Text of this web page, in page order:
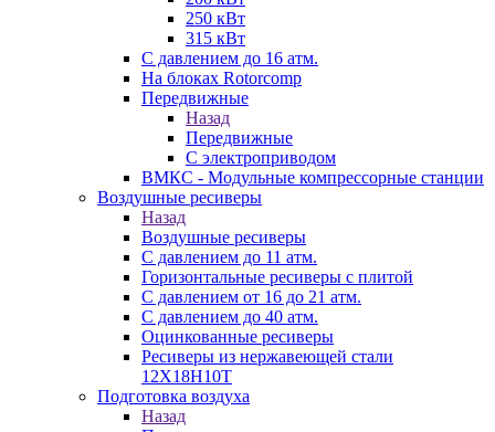
250 кВт
315 кВт
С давлением до 16 атм.
На блоках Rotorcomp
Передвижные
Назад
Передвижные
С электроприводом
ВМКС - Модульные компрессорные станции
Воздушные ресиверы
Назад
Воздушные ресиверы
С давлением до 11 атм.
Горизонтальные ресиверы с плитой
С давлением от 16 до 21 атм.
С давлением до 40 атм.
Оцинкованные ресиверы
Ресиверы из нержавеющей стали
12Х18Н10Т
Подготовка воздуха
Назад